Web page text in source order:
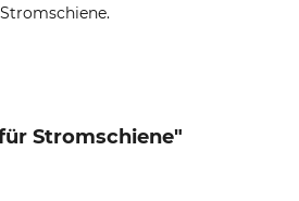
Stromschiene"